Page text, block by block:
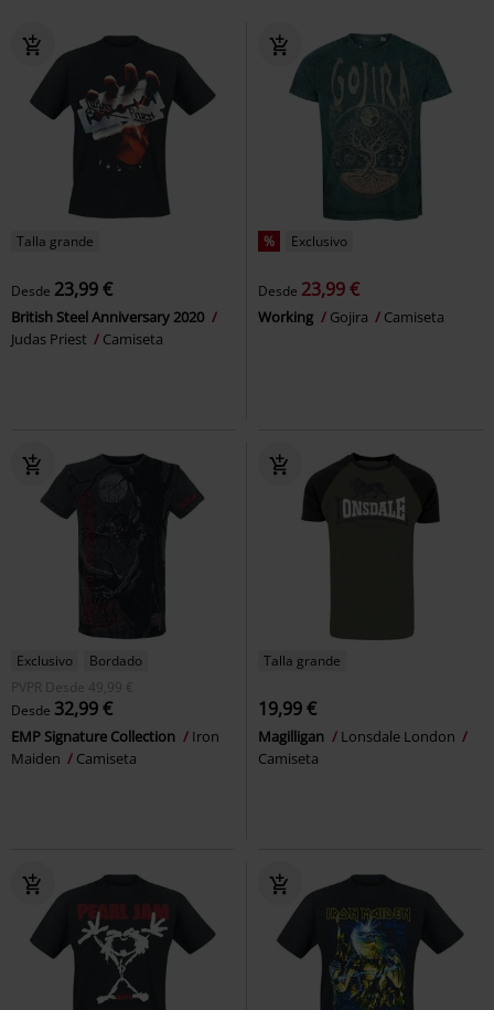
Talla grande
Desde 23,99 €
British Steel Anniversary 2020
Judas Priest
Camiseta
% Exclusivo
Desde 23,99 €
Working Gojira Camiseta
Exclusivo
Bordado
PVPR
Desde 49,99 €
Desde 32,99 €
EMP Signature Collection
Iron
Maiden
Camiseta
Talla grande
19,99 €
Magilligan
Lonsdale London
Camiseta